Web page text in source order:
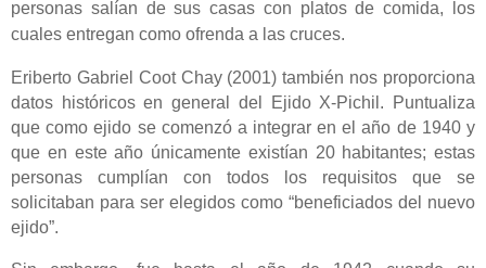
personas salían de sus casas con platos de comida, los
cuales entregan como ofrenda a las cruces.
Eriberto Gabriel Coot Chay (2001) también nos proporciona
datos históricos en general del Ejido X-Pichil. Puntualiza
que como ejido se comenzó a integrar en el año de 1940 y
que en este año únicamente existían 20 habitantes; estas
personas cumplían con todos los requisitos que se
solicitaban para ser elegidos como “beneficiados del nuevo
ejido”.